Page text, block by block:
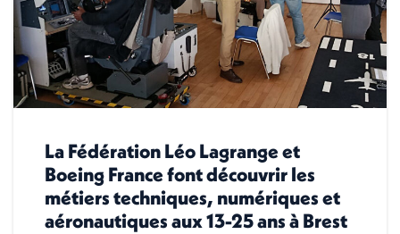
La Fédération Léo Lagrange et
Boeing France font découvrir les
métiers techniques, numériques et
aéronautiques aux 13-25 ans à Brest